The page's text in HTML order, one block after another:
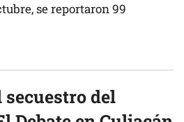
se reportaron 99
del